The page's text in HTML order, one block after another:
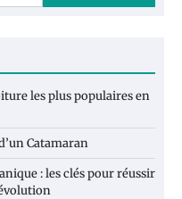
les plus populaires en
Catamaran
: les clés pour réussir